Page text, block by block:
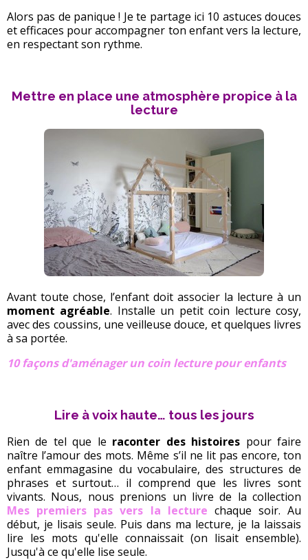
Alors pas de panique ! Je te partage ici 10 astuces douces
et efficaces pour accompagner ton enfant vers la lecture,
en respectant son rythme.
Mettre en place une atmosphère propice à la
lecture
Avant toute chose, l’enfant doit associer la lecture à un
moment agréable. Installe un petit coin lecture cosy,
avec des coussins, une veilleuse douce, et quelques livres
à sa portée.
10 façons d'aménager un coin lecture pour enfants
Lire à voix haute… tous les jours
Rien de tel que le raconter des histoires pour faire
naître l’amour des mots. Même s’il ne lit pas encore, ton
enfant emmagasine du vocabulaire, des structures de
phrases et surtout… il comprend que les livres sont
vivants. Nous, nous prenions un livre de la collection
Mes premiers pas vers la lecture chaque soir. Au
début, je lisais seule. Puis dans ma lecture, je la laissais
lire les mots qu'elle connaissait (on lisait ensemble).
Jusqu'à ce qu'elle lise seule.